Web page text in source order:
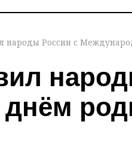
народы России с